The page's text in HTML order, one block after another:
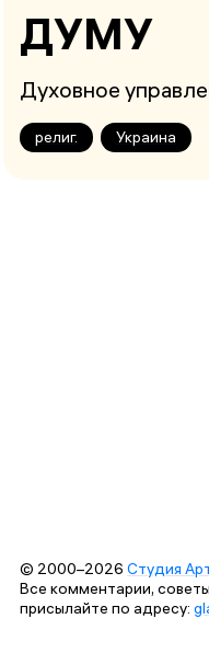
ДУМУ
Духовное
религ. Украина
© 2000–2026 Студия
Все комментарии,
присылайте по адресу: